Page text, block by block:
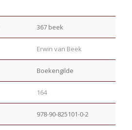
367 beek
Erwin van Beek
Boekengilde
164
978-90-825101-0-2